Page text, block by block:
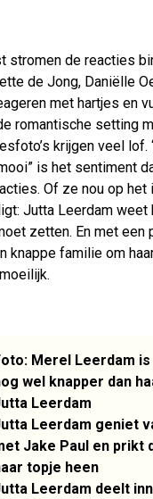
stromen de reacties
de Jong, Daniëlle
met hartjes en
romantische setting
krijgen veel lof.
is het sentiment
Of ze nou op
Jutta Leerdam
zetten. En met een
knappe familie om
Merel Leerdam
wel knapper dan
Leerdam
Leerdam geniet
Jake Paul en prikt
topje heen
Leerdam deelt